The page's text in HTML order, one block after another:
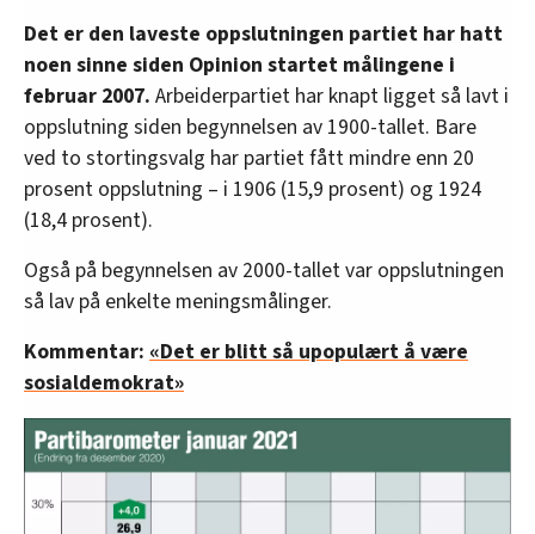
Det er den laveste oppslutningen partiet har hatt
noen sinne siden Opinion startet målingene i
februar 2007. Arbeiderpartiet har knapt ligget så lavt i
oppslutning siden begynnelsen av 1900-tallet. Bare
ved to stortingsvalg har partiet fått mindre enn 20
prosent oppslutning – i 1906 (15,9 prosent) og 1924
(18,4 prosent).
Også på begynnelsen av 2000-tallet var oppslutningen
så lav på enkelte meningsmålinger.
Kommentar: «Det er blitt så upopulært å være
sosialdemokrat»